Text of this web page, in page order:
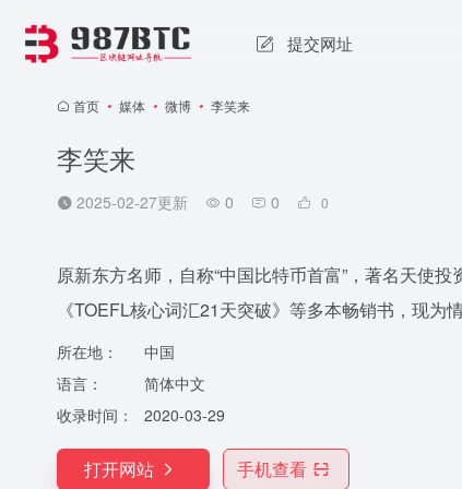
提交网址
首页 • 媒体 • 微博 • 李笑来
李笑来
2025-02-27更新 0 0 0
原新东方名师，自称“中国比特币首富”，著名天使
《TOEFL核心词汇21天突破》等多本畅销书，现为
所在地：
中国
语言：
简体中文
收录时间：
2020-03-29
打开网站 手机查看